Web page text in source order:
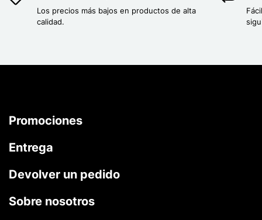
Los precios más bajos en productos de alta
calidad.
Promociones
Entrega
Devolver un pedido
Sobre nosotros